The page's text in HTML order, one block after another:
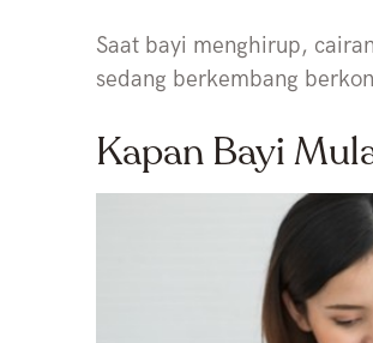
Saat bayi menghirup,
sedang berkembang
Kapan Bayi